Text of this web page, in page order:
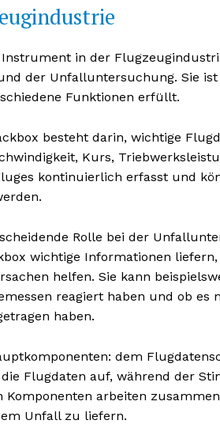
in der
der Unfalluntersuchung. Sie ist
Funktionen erfüllt.
besteht darin, wichtige
Kurs,
kontinuierlich erfasst und
Rolle bei der
wichtige Informationen
helfen. Sie kann
reagiert haben und ob es
haben.
dem
Flugdaten auf, während der
Komponenten arbeiten
Unfall zu liefern.